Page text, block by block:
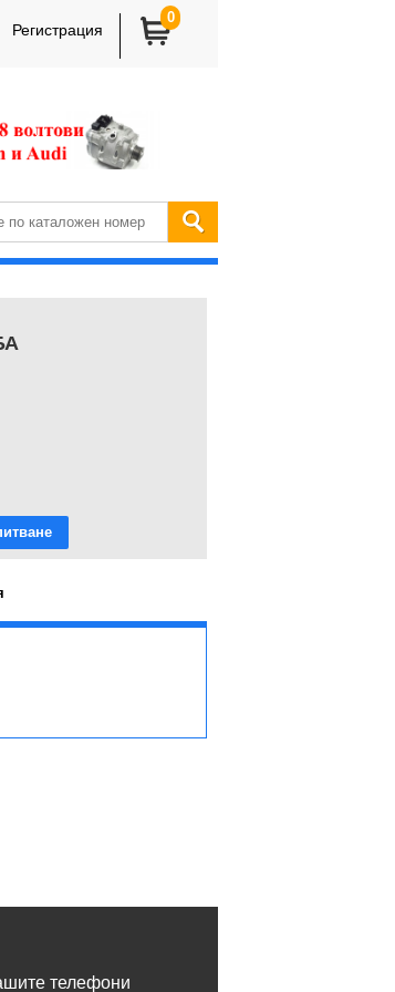
Регистрация
0
телефони